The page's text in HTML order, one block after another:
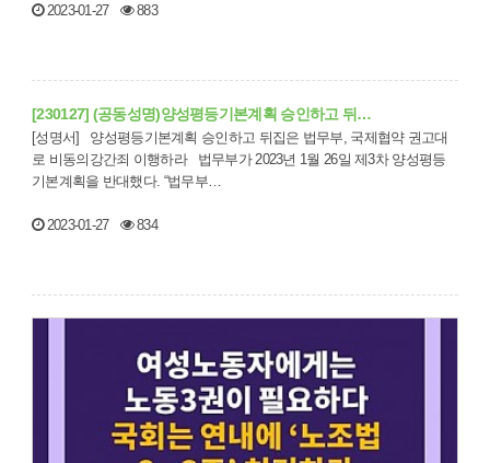
2023-01-27 883
[230127] (공동성명)양성평등기본계획 승인하고 뒤…
[성명서] 양성평등기본계획 승인하고 뒤집은 법무부, 국제협약 권고대
로 비동의강간죄 이행하라 법무부가 2023년 1월 26일 제3차 양성평등
기본계획을 반대했다. “법무부…
2023-01-27 834